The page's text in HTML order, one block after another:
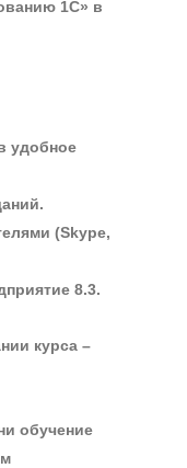
1С» в
удобное
(Skype,
8.3.
курса –
обучение